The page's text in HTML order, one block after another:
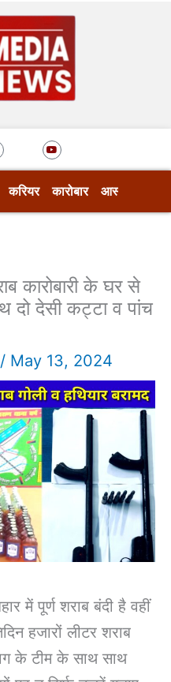
Y
o
u
t
b
e
करियर कारोबार आस्था
कारोबारी के घर से
दो देसी कट्टा व पांच
/ May 13, 2024
में पूर्ण शराब बंदी है वहीं
हजारों लीटर शराब
के टीम के साथ साथ